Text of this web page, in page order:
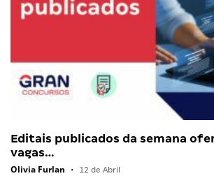
Editais publicados da semana
vagas…
Olivia Furlan • 12 de Abril